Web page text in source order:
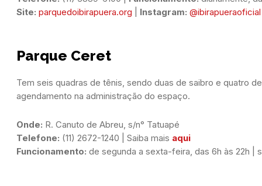
Site: parquedoibirapuera.org Instagram: @ibirapueraoficial
Parque Ceret
Tem seis quadras de tênis, sendo duas de saibro e quatro
agendamento na administração do espaço.
Onde:
Telefone: (11) 2672-1240 | Saiba mais aqui
Funcionamento: de segunda a sexta-feira, das 6h às 22h |